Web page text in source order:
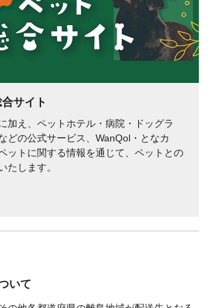
サイト
加え、ペットホテル・病院・ドッグラ
どの公式サービス、WanQol・となカ
ットに関する情報を通じて、ペットとの
たします。
いて